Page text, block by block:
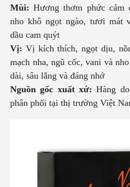
Mùi: Hương thơm phức cảm
nho khô ngọt ngào, tươi mát
dầu cam quýt
Vị: Vị kích thích, ngọt dịu,
mạch nha, ngũ cốc, vani và
dài, sâu lắng và đáng nhớ
Nguồn gốc xuất xứ: Hàng
phân phối tại thị trường Việt